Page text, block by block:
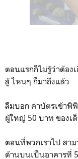
ตอนแรกก็ไม่รู้ว่าต้อง
สู้ ไหนๆ ก็มาถึงแล้ว
ลืมบอก ค่าบัตรเข้าพิ
ผู้ใหญ่ 50 บาท ของเ
ตอนที่พวกเราไป สา
ด้านบนเป็นอาคารที่ 5